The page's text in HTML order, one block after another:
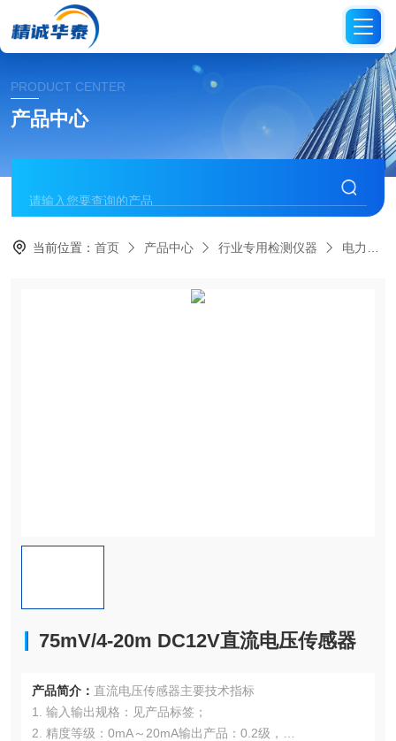
PRODUCT CENTER
产品中心
当前位置：首页 产品中心 行业专用检测仪器 电力电工仪表系列
75mV/4-20m DC12V直流电压传感器
产品简介： 直流电压传感器主要技术指标
1. 输入输出规格：见产品标签；
2. 精度等级：0mA～20mA输出产品：0.2级，